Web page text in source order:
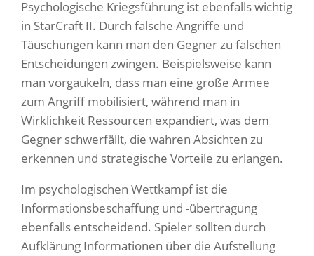
Psychologische Kriegsführung ist ebenfalls wichtig
in StarCraft II. Durch falsche Angriffe und
Täuschungen kann man den Gegner zu falschen
Entscheidungen zwingen. Beispielsweise kann
man vorgaukeln, dass man eine große Armee
zum Angriff mobilisiert, während man in
Wirklichkeit Ressourcen expandiert, was dem
Gegner schwerfällt, die wahren Absichten zu
erkennen und strategische Vorteile zu erlangen.
Im psychologischen Wettkampf ist die
Informationsbeschaffung und -übertragung
ebenfalls entscheidend. Spieler sollten durch
Aufklärung Informationen über die Aufstellung